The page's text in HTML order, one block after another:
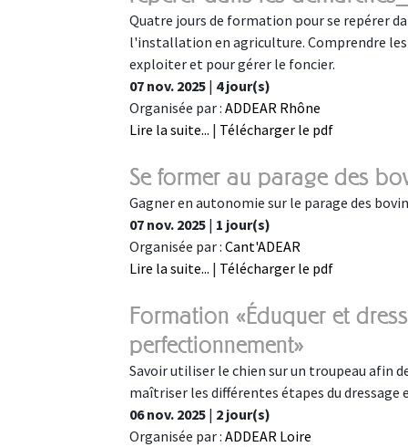
Quatre jours de formation pour se repérer
l'installation en agriculture. Comprendre
exploiter et pour gérer le foncier.
07 nov. 2025 | 4 jour(s)
Organisée par : ADDEAR Rhône
Lire la suite... | Télécharger le pdf
Se former au parage des
Gagner en autonomie sur le parage des
07 nov. 2025 | 1 jour(s)
Organisée par : Cant'ADEAR
Lire la suite... | Télécharger le pdf
Formation «Éduquer et
perfectionnement»
Savoir utiliser le chien sur un troupeau afin
maîtriser les différentes étapes du dressage
06 nov. 2025 | 2 jour(s)
Organisée par : ADDEAR Loire